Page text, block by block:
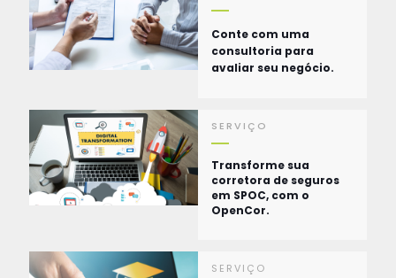
Conte com uma
consultoria para
avaliar seu negócio.
SERVIÇO
Transforme sua
corretora de seguros
em SPOC, com o
OpenCor.
SERVIÇO